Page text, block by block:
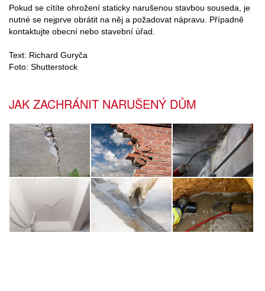
Pokud se cítíte ohrožení staticky narušenou stavbou souseda, je
nutné se nejprve obrátit na něj a požadovat nápravu. Případně
kontaktujte obecní nebo stavební úřad.
Text: Richard Guryča
Foto: Shutterstock
JAK ZACHRÁNIT NARUŠENÝ DŮM